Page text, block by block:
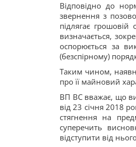
Відповідно до
звернення з
підлягає
визначається,
оспорюється за
(безспірному)
Таким чином,
про її майновий
ВП ВС вважає, що
від 23 січня 2018
стягнення на
суперечить
відступити від